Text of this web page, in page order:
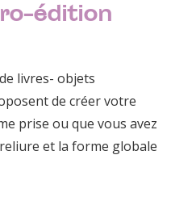
édition
livres- objets
de créer votre
prise ou que vous avez
et la forme globale